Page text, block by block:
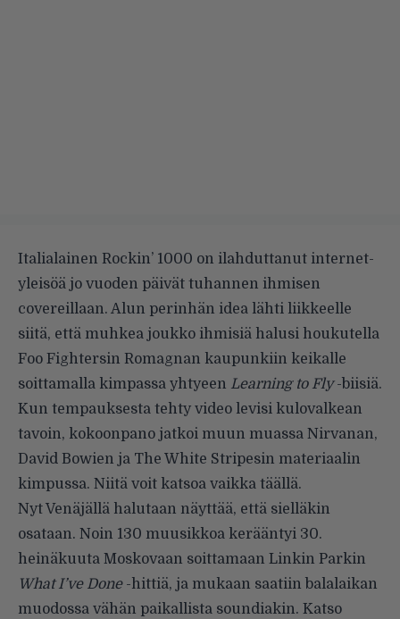
Italialainen Rockin’ 1000 on ilahduttanut internet-
yleisöä jo vuoden päivät tuhannen ihmisen
covereillaan. Alun perinhän idea lähti liikkeelle
siitä, että muhkea joukko ihmisiä halusi houkutella
Foo Fightersin Romagnan kaupunkiin keikalle
soittamalla kimpassa yhtyeen Learning to Fly-biisiä.
Kun tempauksesta tehty video levisi kulovalkean
tavoin, kokoonpano jatkoi muun muassa Nirvanan,
David Bowien ja The White Stripesin materiaalin
kimpussa. Niitä voit katsoa vaikka täällä.
Nyt Venäjällä halutaan näyttää, että sielläkin
osataan. Noin 130 muusikkoa kerääntyi 30.
heinäkuuta Moskovaan soittamaan Linkin Parkin
What I’ve Done-hittiä, ja mukaan saatiin balalaikan
muodossa vähän paikallista soundiakin. Katso